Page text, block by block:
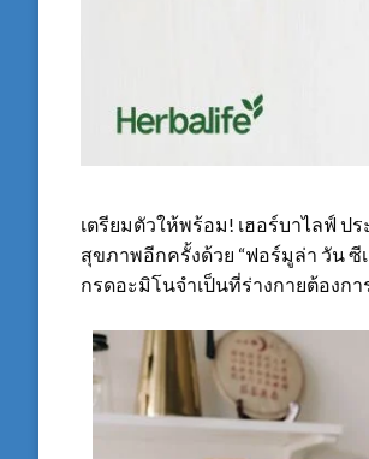
เตรียมตัวให้พร้อม! เฮอร์บาไลฟ์ ป
สุขภาพอีกครั้งด้วย “ฟอร์มูล่า วัน
กรดอะมิโนจำเป็นที่ร่างกายต้องก